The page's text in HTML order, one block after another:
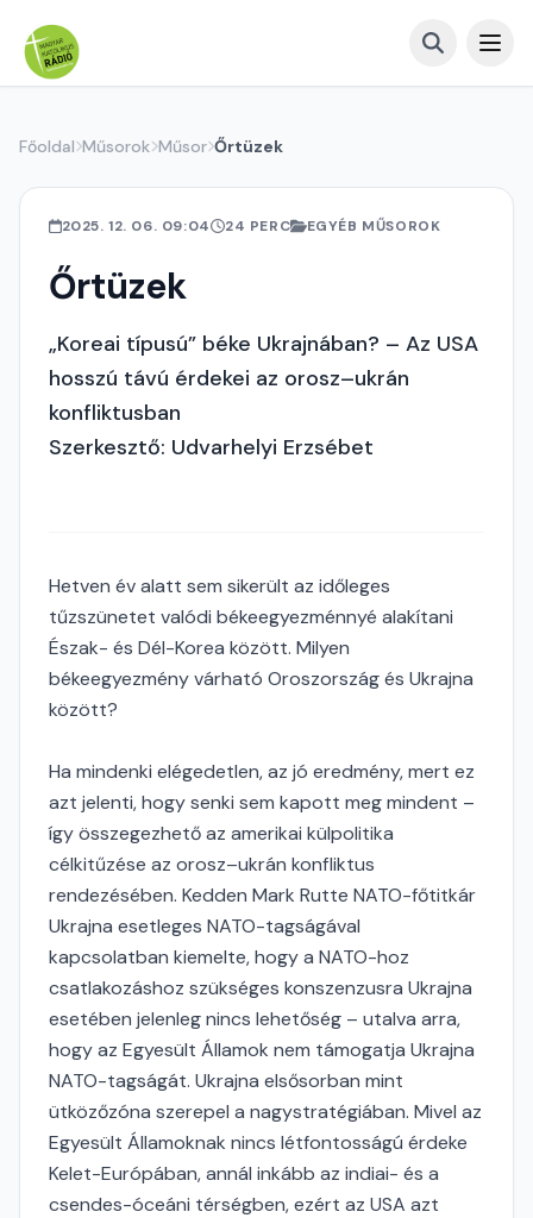
Főoldal Műsorok Műsor Őrtüzek
2025. 12. 06. 09:04 24 PERC EGYÉB MŰSOROK
Őrtüzek
„Koreai típusú” béke Ukrajnában? – Az USA
hosszú távú érdekei az orosz–ukrán
konfliktusban
Szerkesztő: Udvarhelyi Erzsébet
Hetven év alatt sem sikerült az időleges
tűzszünetet valódi békeegyezménnyé alakítani
Észak- és Dél-Korea között. Milyen
békeegyezmény várható Oroszország és Ukrajna
között?
Ha mindenki elégedetlen, az jó eredmény, mert ez
azt jelenti, hogy senki sem kapott meg mindent –
így összegezhető az amerikai külpolitika
célkitűzése az orosz–ukrán konfliktus
rendezésében. Kedden Mark Rutte NATO-főtitkár
Ukrajna esetleges NATO-tagságával
kapcsolatban kiemelte, hogy a NATO-hoz
csatlakozáshoz szükséges konszenzusra Ukrajna
esetében jelenleg nincs lehetőség – utalva arra,
hogy az Egyesült Államok nem támogatja Ukrajna
NATO-tagságát. Ukrajna elsősorban mint
ütközőzóna szerepel a nagystratégiában. Mivel az
Egyesült Államoknak nincs létfontosságú érdeke
Kelet-Európában, annál inkább az indiai- és a
csendes-óceáni térségben, ezért az USA azt